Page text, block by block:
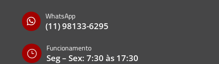

WhatsApp
(11) 98133-6295
}
Funcionamento
Seg – Sex: 7:30 às 17:30